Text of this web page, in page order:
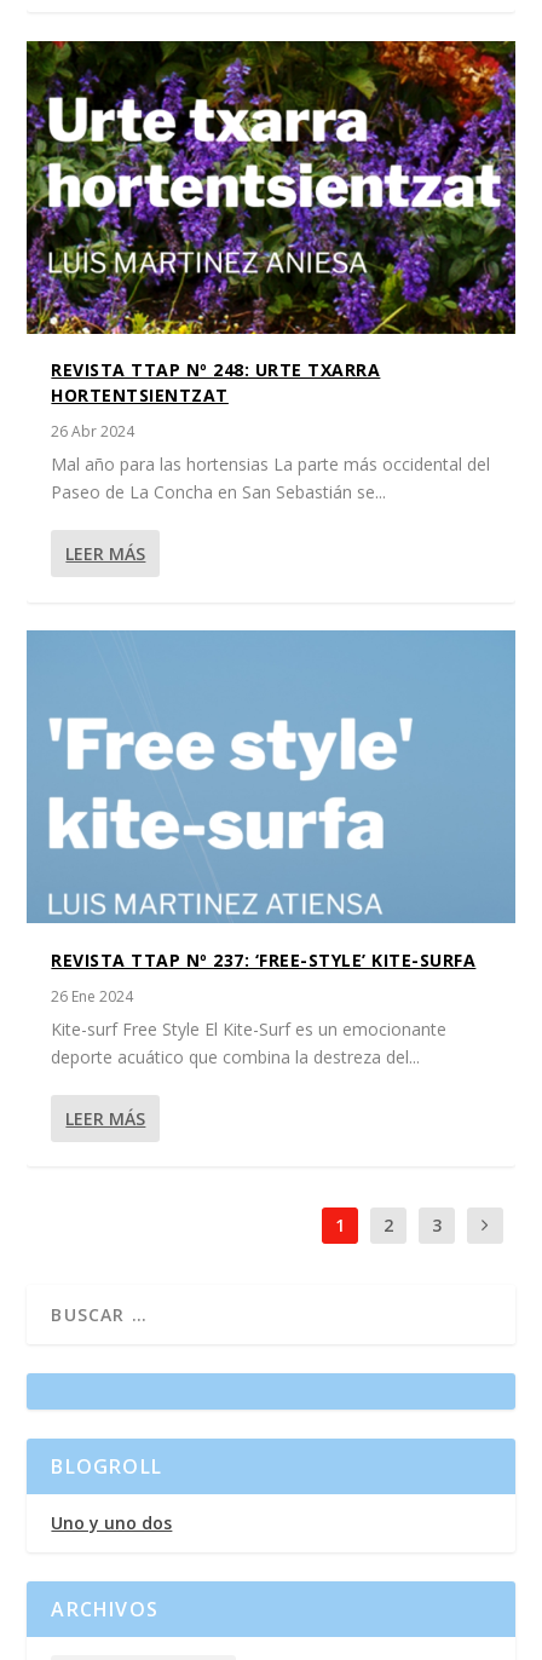
REVISTA TTAP Nº 248: URTE TXARRA
HORTENTSIENTZAT
26 Abr 2024
Mal año para las hortensias La parte más occidental del
Paseo de La Concha en San Sebastián se...
LEER MÁS
REVISTA TTAP Nº 237: ‘FREE-STYLE’ KITE-SURFA
26 Ene 2024
Kite-surf Free Style El Kite-Surf es un emocionante
deporte acuático que combina la destreza del...
LEER MÁS
1 2 3
BLOGROLL
Uno y uno dos
ARCHIVOS